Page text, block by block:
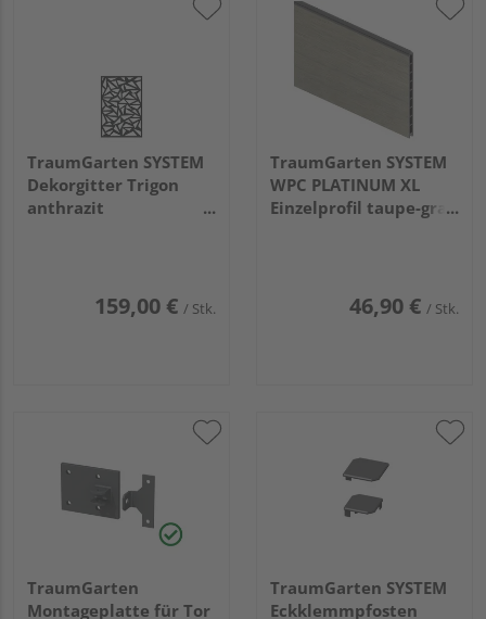
TraumGarten SYSTEM
Dekorgitter Trigon
anthrazit
159,00 € / Stk.
TraumGarten SYSTEM
WPC PLATINUM XL
Einzelprofil taupe-grau
46,90 € / Stk.
TraumGarten
Montageplatte für Tor
TraumGarten SYSTEM
Eckklemmpfosten